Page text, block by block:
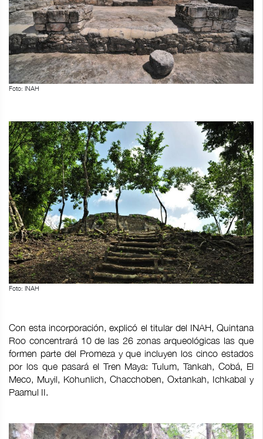
Foto: INAH
Foto: INAH
Con esta incorporación, explicó el titular del INAH, Quintana
Roo concentrará 10 de las 26 zonas arqueológicas las que
formen parte del Promeza y que incluyen los cinco estados
por los que pasará el Tren Maya: Tulum, Tankah, Cobá, El
Meco, Muyil, Kohunlich, Chacchoben, Oxtankah, Ichkabal y
Paamul II.